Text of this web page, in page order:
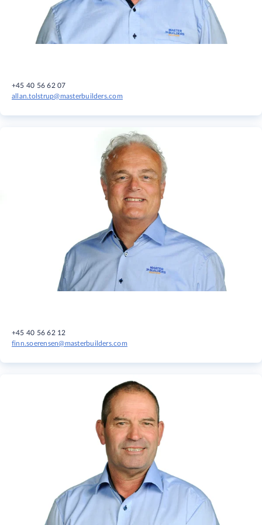
+45 40 56 62 07
allan.tolstrup@masterbuilders.com
+45 40 56 62 12
finn.soerensen@masterbuilders.com